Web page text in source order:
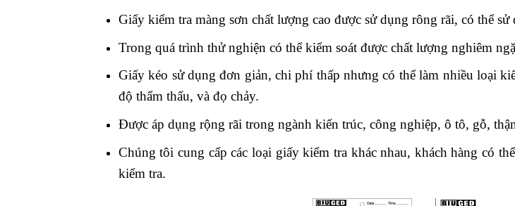
Giấy kiểm tra màng sơn chất lượng cao được sử dụng rông rãi, có thể
Trong quá trình thử nghiện có thể kiểm soát được chất lượng nghiêm
Giấy kéo sử dụng đơn giản, chi phí thấp nhưng có thể làm nhiều loại
độ thẩm thấu, và đọ chảy.
Được áp dụng rộng rãi trong ngành kiến trúc, công nghiệp, ô tô, gỗ,
Chúng tôi cung cấp các loại giấy kiểm tra khác nhau, khách hàng có
kiểm tra.